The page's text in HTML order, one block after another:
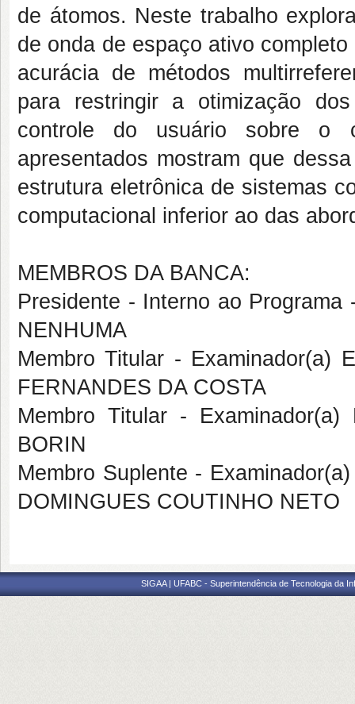
de átomos. Neste trabalho
de onda de espaço ativo
acurácia de métodos
para restringir a otimização
controle do usuário sobre o
apresentados mostram que
estrutura eletrônica de sistemas
computacional inferior ao das
MEMBROS DA BANCA:
Presidente - Interno ao
NENHUMA
Membro Titular - Examinador(a)
FERNANDES DA COSTA
Membro Titular -
BORIN
Membro Suplente -
DOMINGUES COUTINHO NETO
SIGAA | UFABC - Superintendência de Tecnologia da